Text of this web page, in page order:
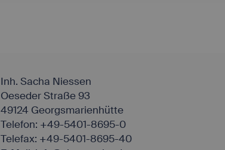
Inh. Sacha Niessen
Oeseder Straße 93
49124 Georgsmarienhütte
Telefon: +49-5401-8695-0
Telefax: +49-5401-8695-40